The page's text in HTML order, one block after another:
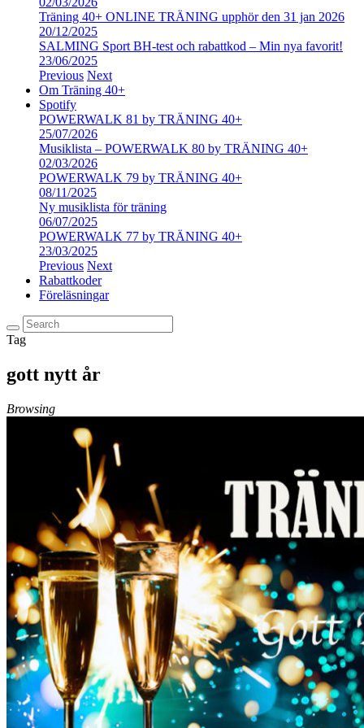
Träning 40+ ONLINE TRÄNING upphör den 31 jan 2026
20/12/2025
SALMING Sport BH-test och rabattkod – Min nya favorit!
23/06/2025
Previous Next
Om Träning 40+
Spotify
POWERWALK 81 by TRÄNING 40+
25/07/2026
Musiklista – POWERWALK 80 by TRÄNING 40+
02/03/2026
POWERWALK 79 by TRÄNING 40+
08/11/2025
Ny musiklista för träning
06/07/2025
POWERWALK 77 by TRÄNING 40+
23/03/2025
Previous Next
Rabattkoder
Föreläsningar
Tag
gott nytt år
Browsing